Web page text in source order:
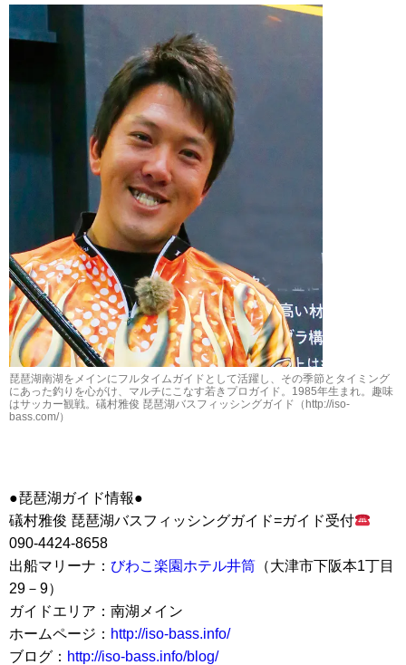
琵琶湖南湖をメインにフルタイムガイドとして活躍し、その季節とタイミング
にあった釣りを心がけ、マルチにこなす若きプロガイド。1985年生まれ。趣味
はサッカー観戦。礒村雅俊 琵琶湖バスフィッシングガイド（http://iso-
bass.com/）
●琵琶湖ガイド情報●
礒村雅俊 琵琶湖バスフィッシングガイド=ガイド受付
090-4424-8658
出船マリーナ： びわこ楽園ホテル井筒 （大津市下阪本1丁目
29－9）
ガイドエリア：南湖メイン
ホームページ： http://iso-bass.info/
ブログ： http://iso-bass.info/blog/